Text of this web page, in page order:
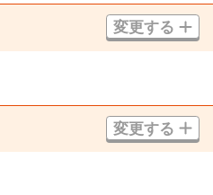
変更する
変更する